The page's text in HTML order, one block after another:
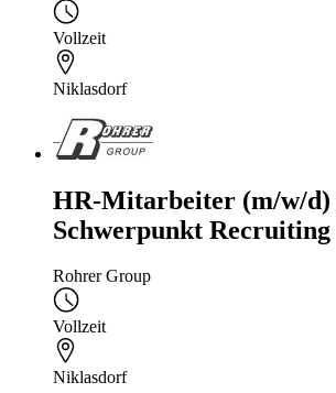
Vollzeit
Niklasdorf
HR-Mitarbeiter (m/w/
Schwerpunkt Recruiting
Rohrer Group
Vollzeit
Niklasdorf